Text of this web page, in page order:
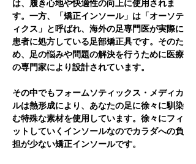
は、履き心地や快適性の向上に使用されま
す。一方、「矯正インソール」は「オーソテ
ィクス」と呼ばれ、海外の足専門医が実際に
患者に処方している足部矯正具です。そのた
め、足の悩みや問題の解決を行うために医療
の専門家により設計されています。
その中でもフォームソティックス・メディカ
ルは熱形成により、あなたの足に徐々に馴染
む特殊な素材を使用しています。徐々にフィ
ットしていくインソールなのでカラダへの負
担が少ない矯正インソールです。